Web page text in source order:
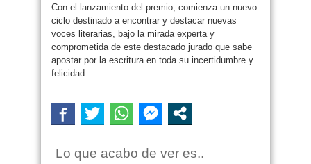
Con el lanzamiento del premio, comienza un nuevo
ciclo destinado a encontrar y destacar nuevas
voces literarias, bajo la mirada experta y
comprometida de este destacado jurado que sabe
apostar por la escritura en toda su incertidumbre y
felicidad.
Lo que acabo de ver es..